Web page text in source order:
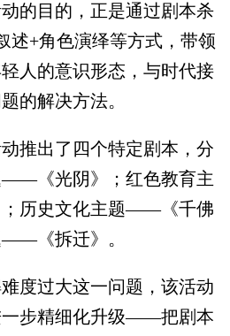
的目的，正是通过剧本杀
述+角色演绎等方式，带领
人的意识形态，与时代接
的解决方法。
出了四个特定剧本，分
——《光阴》；红色教育主
历史文化主题——《千佛
《拆迁》。
过大这一问题，该活动
一步精细化升级——把剧本